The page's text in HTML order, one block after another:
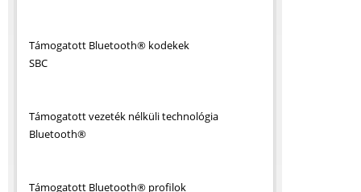
Támogatott Bluetooth® kodekek
SBC
Támogatott vezeték nélküli technológia
Bluetooth®
Támogatott Bluetooth® profilok